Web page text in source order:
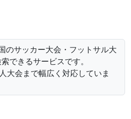
のサッカー大会・フットサル大
できるサービスです。
大会まで幅広く対応していま